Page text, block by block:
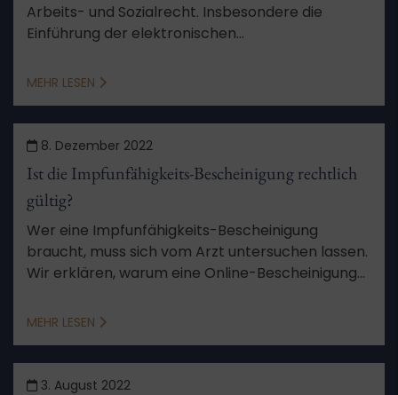
Arbeits- und Sozialrecht. Insbesondere die
Einführung der elektronischen
viele Menschen in Deutschland. Wir klären auf.
MEHR LESEN
8. Dezember 2022
Ist die Impfunfähigkeits-Bescheinigung rechtlich
gültig?
Wer eine Impfunfähigkeits-Bescheinigung
braucht, muss sich vom Arzt untersuchen lassen.
Wir erklären, warum eine Online-Bescheinigung
MEHR LESEN
3. August 2022